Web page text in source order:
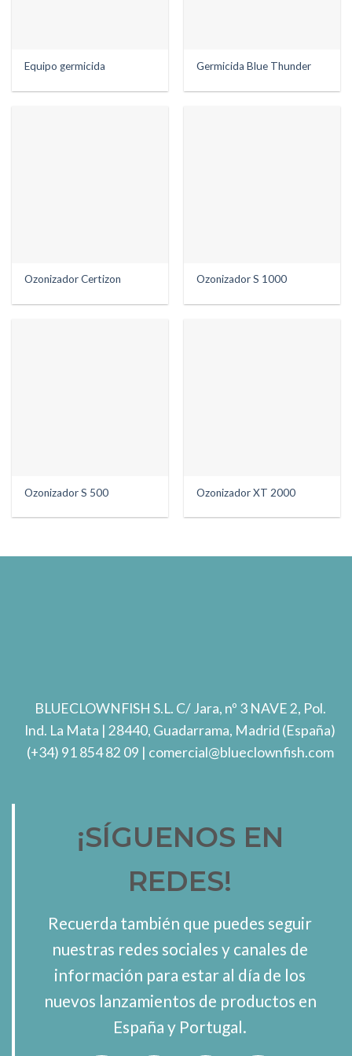
Equipo germicida Germicida Blue Thunder
Ozonizador Certizon Ozonizador S 1000
Ozonizador S 500 Ozonizador XT 2000
BLUECLOWNFISH S.L. C/ Jara, nº 3 NAVE 2, Pol.
Ind. La Mata | 28440, Guadarrama, Madrid (España)
(+34) 91 854 82 09 | comercial@blueclownfish.com
¡SÍGUENOS EN
REDES!
Recuerda también que puedes seguir
nuestras redes sociales y canales de
información para estar al día de los
nuevos lanzamientos de productos en
España y Portugal.